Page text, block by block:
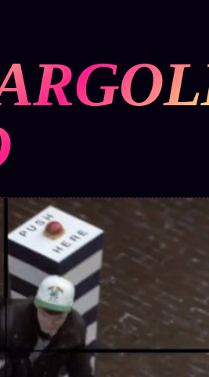
INFOFICTION
ÉQUIPE +
AUTEURS
À propos
Founders
PRATIQUE +
LÉGAL
Archive
complète